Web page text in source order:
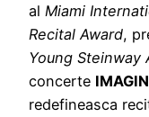
al Miami
Recital Award,
Young Steinway
concerte
redefineasca